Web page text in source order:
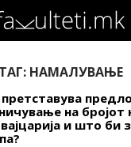
ТАГ: НАМАЛУВАЊЕ
на бројот
и што би